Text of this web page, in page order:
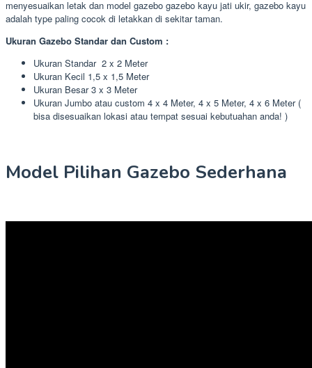
menyesuaikan letak dan model gazebo gazebo kayu jati ukir, gazebo kayu
adalah type paling cocok di letakkan di sekitar taman.
Ukuran Gazebo Standar dan Custom :
Ukuran Standar 2 x 2 Meter
Ukuran Kecil 1,5 x 1,5 Meter
Ukuran Besar 3 x 3 Meter
Ukuran Jumbo atau custom 4 x 4 Meter, 4 x 5 Meter, 4 x 6 Meter (
bisa disesuaikan lokasi atau tempat sesuai kebutuahan anda! )
Model Pilihan Gazebo Sederhana